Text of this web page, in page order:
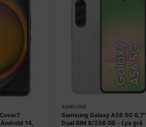
14,
SAMSUNG
Samsung Galaxy A56 5G 6,7"
Dual SIM 8/256 GB - Lys grå